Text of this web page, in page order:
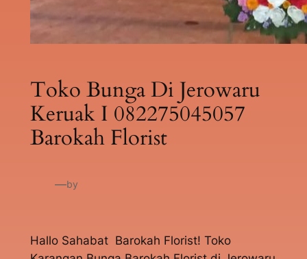
Toko Bunga Di Jerowaru
Keruak I 082275045057
Barokah Florist
—by
Hallo Sahabat Barokah Florist! Toko